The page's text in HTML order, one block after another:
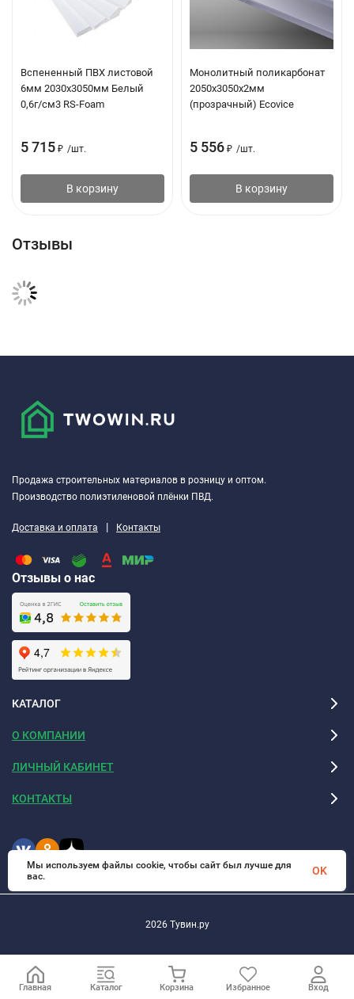
Вспененный ПВХ листовой
6мм 2030х3050мм Белый
0,6г/см3 RS-Foam
5 715 ₽ /шт.
В корзину
Монолитный поликарбонат
2050х3050х2мм
(прозрачный) Ecovice
5 556 ₽ /шт.
В корзину
Отзывы
Продажа строительных материалов в розницу и оптом.
Производство полиэтиленовой плёнки ПВД.
Доставка и оплата | Контакты
Отзывы о нас
КАТАЛОГ
О КОМПАНИИ
ЛИЧНЫЙ КАБИНЕТ
КОНТАКТЫ
2026 Тувин.ру
Главная Каталог Корзина Избранное Вход
Мы используем файлы cookie, чтобы сайт был лучше для
вас.
OK